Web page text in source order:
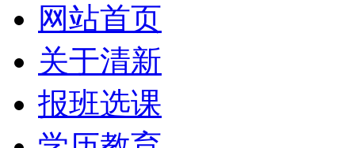
网站首页
关于清新
报班选课